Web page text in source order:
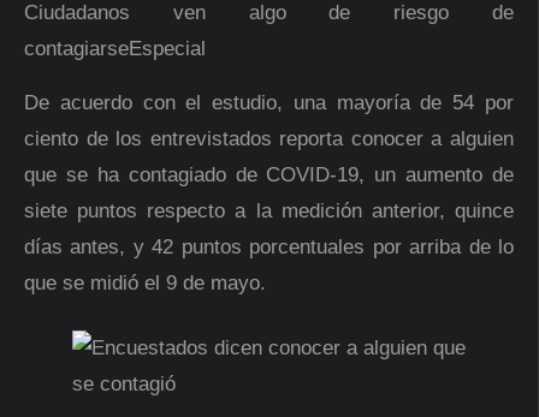
Ciudadanos ven algo de riesgo de
contagiarseEspecial
De acuerdo con el estudio, una mayoría de 54 por
ciento de los entrevistados reporta conocer a alguien
que se ha contagiado de COVID-19, un aumento de
siete puntos respecto a la medición anterior, quince
días antes, y 42 puntos porcentuales por arriba de lo
que se midió el 9 de mayo.